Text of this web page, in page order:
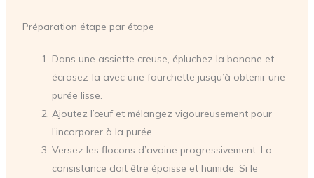
Préparation étape par étape
Dans une assiette creuse, épluchez la banane et
écrasez-la avec une fourchette jusqu’à obtenir une
purée lisse.
Ajoutez l’œuf et mélangez vigoureusement pour
l’incorporer à la purée.
Versez les flocons d’avoine progressivement. La
consistance doit être épaisse et humide. Si le